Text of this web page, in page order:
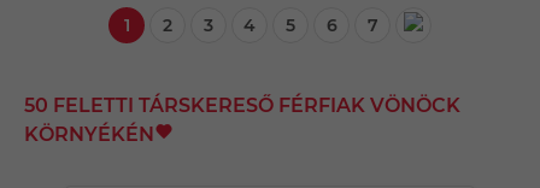
1 2 3 4 5 6 7
50 FELETTI TÁRSKERESŐ FÉRFIAK VÖNÖCK
KÖRNYÉKÉN